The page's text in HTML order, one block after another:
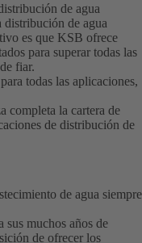
de agua
distribución de agua
es que KSB ofrece
para superar todas las
fiar.
todas las aplicaciones,
completa la cartera de
de distribución de
de agua siempre
sus muchos años de
de ofrecer los